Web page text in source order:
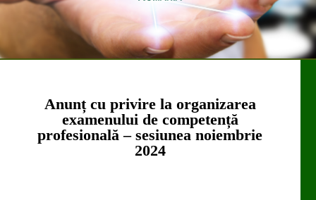
Anunț cu privire la organizarea
examenului de competență
profesională – sesiunea noiembrie
2024